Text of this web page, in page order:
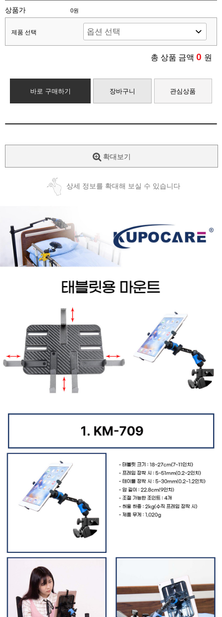
상품가 0원
제품 선택
총 상품 금액 0 원
바로 구매하기 장바구니 관심상품
확대보기
상세 정보를 확대해 보실 수 있습니다